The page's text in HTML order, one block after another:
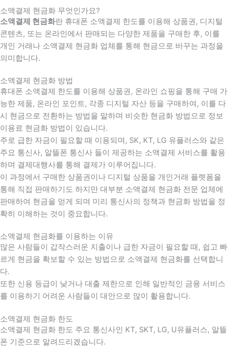
소액결제 현금화 무엇인가요?
소액결제 현금화란 휴대폰 소액결제 한도를 이용해 상품권, 디지털
콘텐츠, 또는 온라인에서 판매되는 다양한 제품을 구매한 후, 이를
개인 거래나 소액결제 현금화 업체를 통해 현금으로 바꾸는 과정을
의미합니다.
소액결제 현금화 방법
휴대폰 소액결제 한도를 이용해 상품권, 온라인 쇼핑을 통해 구매 가
능한 제품, 온라인 포인트, 각종 디지털 자산 등을 구매하여, 이를 다
시 현금으로 전환하는 방법을 말하며 비슷한 현금화 방법으로 정보
이용료 현금화 방법이 있습니다.
주로 급한 자금이 필요할 때 이용되며, SK, KT, LG 유플러스와 같은
주요 통신사, 알뜰폰 통신사 들이 제공하는 소액결제 서비스를 활용
하며 결제대행사를 통해 결제가 이루어집니다.
이 과정에서 구매한 상품권이나 디지털 상품을 개인거래 플렛폼을
통해 직접 판매하기도 하지만 대부분 소액결제 현금화 전문 업체에
판매하여 현금을 얻게 되며 미리 통신사의 정책과 현금화 방법을 정
확히 이해하는 것이 중요합니다.
소액결제 현금화를 이용하는 이유
많은 사람들이 갑작스러운 지출이나 급한 자금이 필요할 때 , 쉽고 빠
르게 현금을 확보할 수 있는 방법으로 소액결제 현금화를 선택합니
다.
또한 신용 등급이 낮거나 대출 제한으로 인해 일반적인 금융 서비스
를 이용하기 어려운 사람들이 대안으로 많이 활용합니다.
소액결제 현금화 한도
소액결제 현금화 한도 주요 통신사인 KT, SKT, LG, U유플러스, 알뜰
폰 기준으로 알려드리겠습니다.